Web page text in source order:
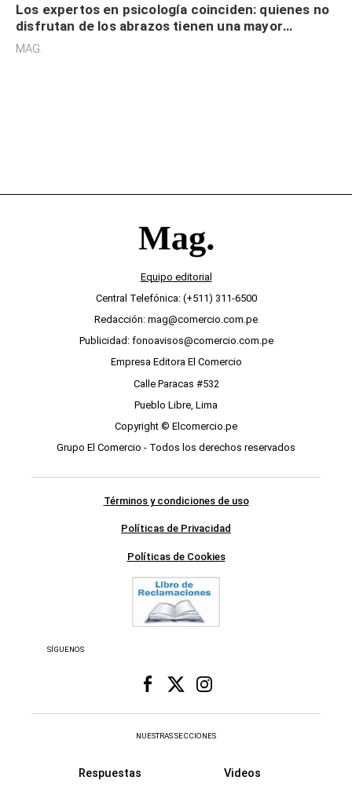
Los expertos en psicología coinciden: quienes no
disfrutan de los abrazos tienen una mayor
sensibilidad a los estímulos físicos y no es por
MAG.
Equipo editorial
Central Telefónica: (+511) 311-6500
Redacción: mag@comercio.com.pe
Publicidad: fonoavisos@comercio.com.pe
Empresa Editora El Comercio
Calle Paracas #532
Pueblo Libre, Lima
Copyright © Elcomercio.pe
Grupo El Comercio - Todos los derechos reservados
Términos y condiciones de uso
Políticas de Privacidad
Políticas de Cookies
SÍGUENOS
NUESTRAS SECCIONES
Respuestas Videos